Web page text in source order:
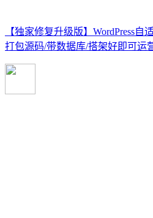
【独家修复升级版】WordPress
打包源码/带数据库/搭架好即可运